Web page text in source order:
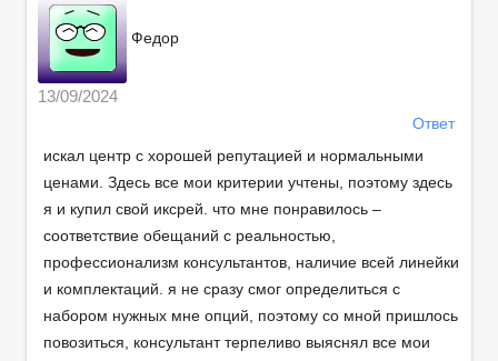
Федор
13/09/2024
Ответ
искал центр с хорошей репутацией и нормальными
ценами. Здесь все мои критерии учтены, поэтому здесь
я и купил свой иксрей. что мне понравилось –
соответствие обещаний с реальностью,
профессионализм консультантов, наличие всей линейки
и комплектаций. я не сразу смог определиться с
набором нужных мне опций, поэтому со мной пришлось
повозиться, консультант терпеливо выяснял все мои